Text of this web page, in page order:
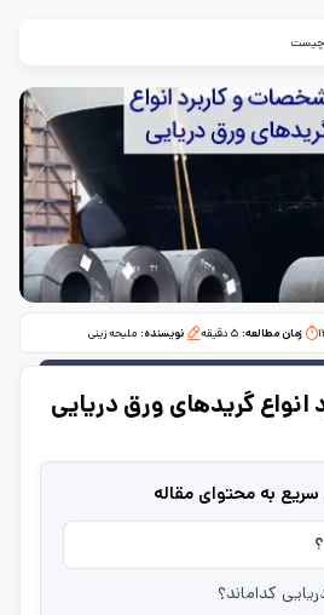
چیست
زمان مطالعه:‌ ۵ دقیقه نویسنده: ملیحه زینی
گریدهای ورق دریایی
به محتوای مقاله
کداماند؟